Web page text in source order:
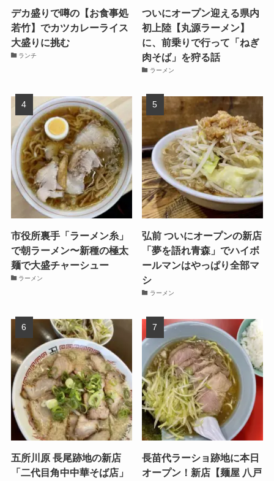
デカ盛りで噂の【お食事処
若竹】でカツカレーライス
大盛りに挑む
ランチ
ついにオープン迎える県内
初上陸【丸源ラーメン】
に、前乗りで行って「ねぎ
肉そば」を狩る話
ラーメン
市役所裏手「ラーメン糸」
で朝ラーメン〜新種の極太
麺で大盛チャーシュー
ラーメン
弘前 ついにオープンの新店
「夢を語れ青森」でハイボ
ールマンはやっぱり全部マ
シ
ラーメン
五所川原 長尾跡地の新店
「二代目角中中華そば店」
長苗代ラーショ跡地に本日
オープン！新店【麺屋 八戸